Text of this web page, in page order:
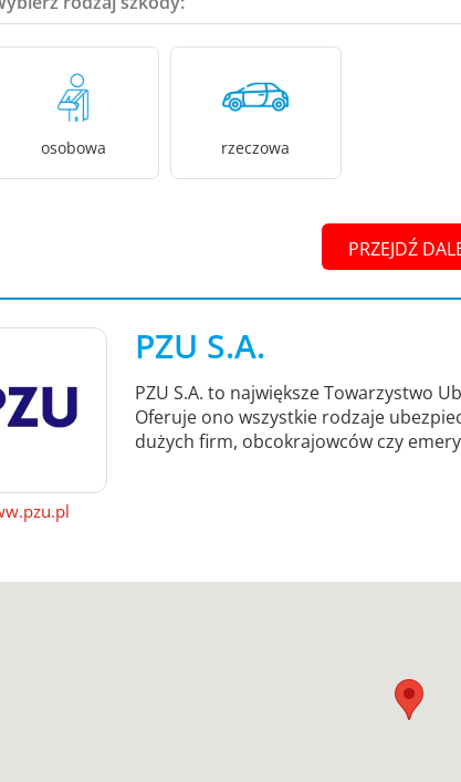
osobowa rzeczowa
PRZEJDŹ
PZU S.A.
PZU S.A. to największe Towarzystwo
Oferuje ono wszystkie rodzaje
dużych firm, obcokrajowców czy